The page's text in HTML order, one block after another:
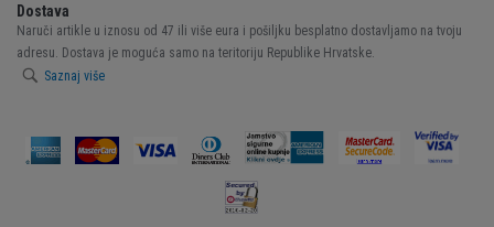
Dostava
Naruči artikle u iznosu od 47 ili više eura i pošiljku besplatno dostavljamo na tvoju
adresu. Dostava je moguća samo na teritoriju Republike Hrvatske.
Saznaj više